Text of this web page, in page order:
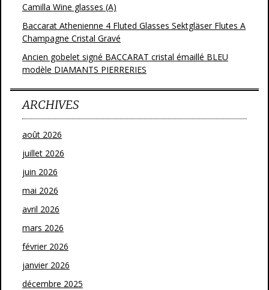
Camilla Wine glasses (A)
Baccarat Athenienne 4 Fluted Glasses Sektgläser Flutes A
Champagne Cristal Gravé
Ancien gobelet signé BACCARAT cristal émaillé BLEU
modèle DIAMANTS PIERRERIES
ARCHIVES
août 2026
juillet 2026
juin 2026
mai 2026
avril 2026
mars 2026
février 2026
janvier 2026
décembre 2025